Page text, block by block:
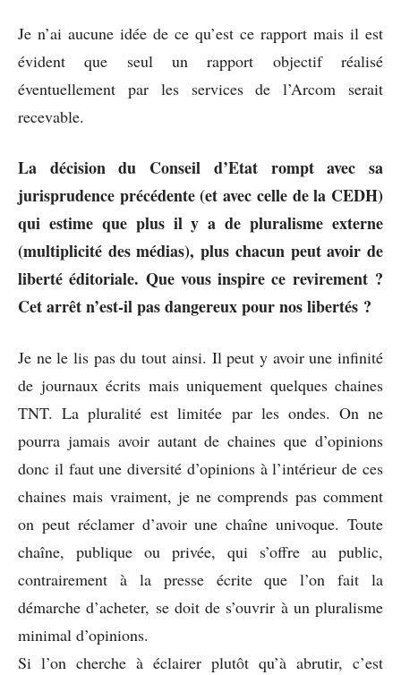
Je n’ai aucune idée de ce qu’est ce rapport mais il est
évident que seul un rapport objectif réalisé
éventuellement par les services de l’Arcom serait
recevable.
La décision du Conseil d’Etat rompt avec sa
jurisprudence précédente (et avec celle de la CEDH)
qui estime que plus il y a de pluralisme externe
(multiplicité des médias), plus chacun peut avoir de
liberté éditoriale. Que vous inspire ce revirement ?
Cet arrêt n’est-il pas dangereux pour nos libertés ?
Je ne le lis pas du tout ainsi. Il peut y avoir une infinité
de journaux écrits mais uniquement quelques chaines
TNT. La pluralité est limitée par les ondes. On ne
pourra jamais avoir autant de chaines que d’opinions
donc il faut une diversité d’opinions à l’intérieur de ces
chaines mais vraiment, je ne comprends pas comment
on peut réclamer d’avoir une chaîne univoque. Toute
chaîne, publique ou privée, qui s’offre au public,
contrairement à la presse écrite que l’on fait la
démarche d’acheter, se doit de s’ouvrir à un pluralisme
minimal d’opinions.
Si l’on cherche à éclairer plutôt qu’à abrutir, c’est